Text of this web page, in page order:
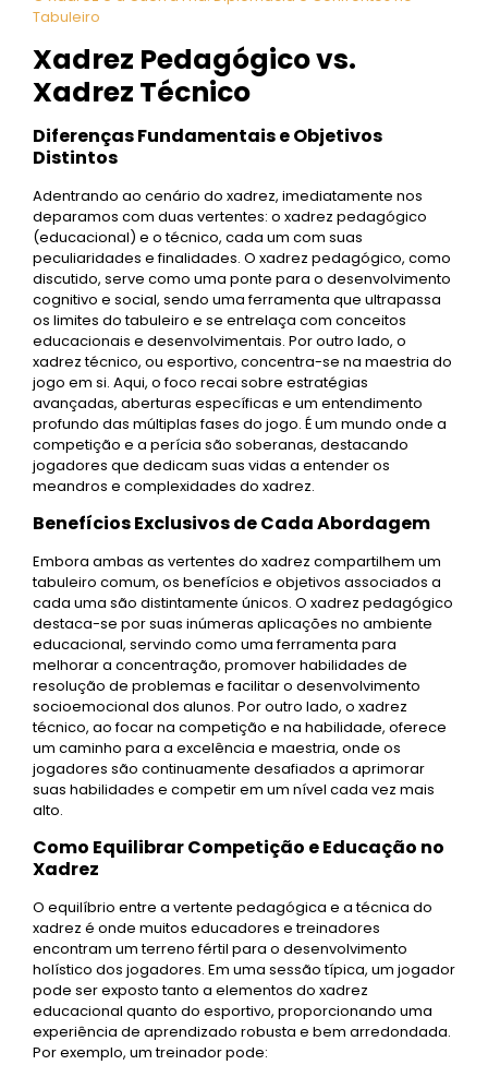
Tabuleiro
Xadrez Pedagógico vs.
Xadrez Técnico
Diferenças Fundamentais e Objetivos
Distintos
Adentrando ao cenário do xadrez, imediatamente nos
deparamos com duas vertentes: o xadrez pedagógico
(educacional) e o técnico, cada um com suas
peculiaridades e finalidades. O xadrez pedagógico, como
discutido, serve como uma ponte para o desenvolvimento
cognitivo e social, sendo uma ferramenta que ultrapassa
os limites do tabuleiro e se entrelaça com conceitos
educacionais e desenvolvimentais. Por outro lado, o
xadrez técnico, ou esportivo, concentra-se na maestria do
jogo em si. Aqui, o foco recai sobre estratégias
avançadas, aberturas específicas e um entendimento
profundo das múltiplas fases do jogo. É um mundo onde a
competição e a perícia são soberanas, destacando
jogadores que dedicam suas vidas a entender os
meandros e complexidades do xadrez.
Benefícios Exclusivos de Cada Abordagem
Embora ambas as vertentes do xadrez compartilhem um
tabuleiro comum, os benefícios e objetivos associados a
cada uma são distintamente únicos. O xadrez pedagógico
destaca-se por suas inúmeras aplicações no ambiente
educacional, servindo como uma ferramenta para
melhorar a concentração, promover habilidades de
resolução de problemas e facilitar o desenvolvimento
socioemocional dos alunos. Por outro lado, o xadrez
técnico, ao focar na competição e na habilidade, oferece
um caminho para a excelência e maestria, onde os
jogadores são continuamente desafiados a aprimorar
suas habilidades e competir em um nível cada vez mais
alto.
Como Equilibrar Competição e Educação no
Xadrez
O equilíbrio entre a vertente pedagógica e a técnica do
xadrez é onde muitos educadores e treinadores
encontram um terreno fértil para o desenvolvimento
holístico dos jogadores. Em uma sessão típica, um jogador
pode ser exposto tanto a elementos do xadrez
educacional quanto do esportivo, proporcionando uma
experiência de aprendizado robusta e bem arredondada.
Por exemplo, um treinador pode: